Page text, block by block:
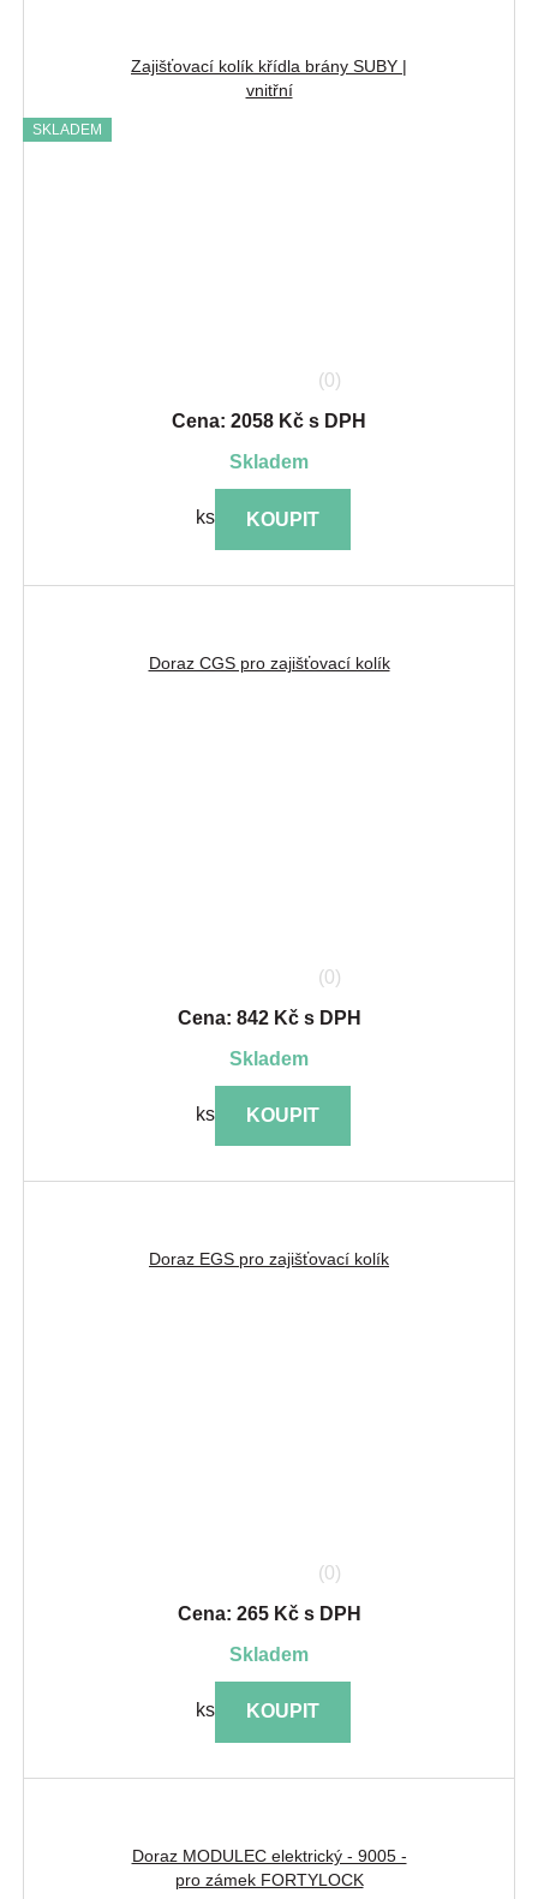
Zajišťovací kolík křídla brány SUBY |
vnitřní
SKLADEM
(0)
Cena: 2058 Kč s DPH
skladem
ks KOUPIT
Doraz CGS pro zajišťovací kolík
(0)
Cena: 842 Kč s DPH
skladem
ks KOUPIT
Doraz EGS pro zajišťovací kolík
(0)
Cena: 265 Kč s DPH
skladem
ks KOUPIT
Doraz MODULEC elektrický - 9005 -
pro zámek FORTYLOCK